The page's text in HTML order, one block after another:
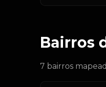
Bairros
7 bairros